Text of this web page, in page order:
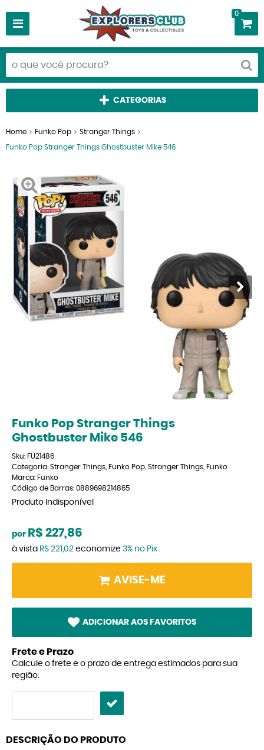
0
CATEGORIAS
Home Funko Pop Stranger Things
Funko Pop Stranger Things Ghostbuster Mike 546
Funko Pop Stranger Things
Ghostbuster Mike 546
Sku: FU21486
Categoria: Stranger Things Funko Pop Stranger Things Funko
Marca: Funko
Código de Barras: 0889698214865
Produto Indisponível
por R$ 227,86
à vista R$ 221,02 economize 3% no Pix
AVISE-ME
ADICIONAR AOS FAVORITOS
Frete e Prazo
Calcule o frete e o prazo de entrega estimados para sua
região:
DESCRIÇÃO DO PRODUTO